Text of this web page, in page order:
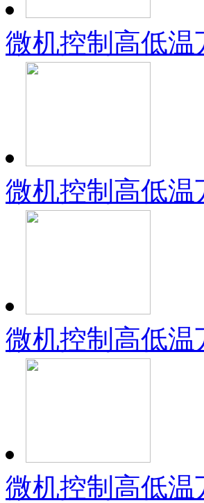
微机控制高低温
微机控制高低温
微机控制高低温
微机控制高低温